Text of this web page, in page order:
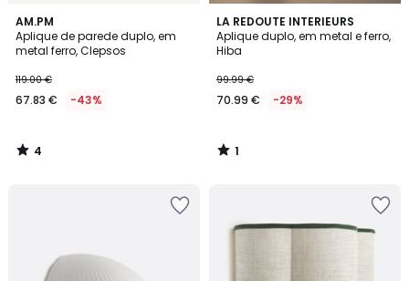
AM.PM
Aplique de parede duplo, em
metal ferro, Clepsos
119.00 €
67.83 € -43%
4
/
5
4
/
LA REDOUTE INTERIEURS
Aplique duplo, em metal e ferro,
Hiba
99.99 €
70.99 € -29%
1
/
5
1
/